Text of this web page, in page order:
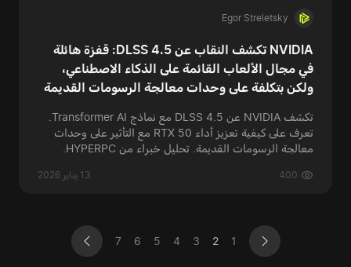
Egor Streletsky
NVIDIA تكشف النقاب عن DLSS 4.5: قفزة هائلة
في مجال الألعاب القائمة على الذكاء الاصطناعي،
ولكن بتكلفة على وحدات معالجة الرسومات القديمة
تعرف على كيفية تعزيز أداء RTX 50 مع التأثير على وحدات
معالجة الرسومات القديمة. تحليل خبراء من HYPERPC.
13 يناير 2026 400
1
2
3
4
5
6
7